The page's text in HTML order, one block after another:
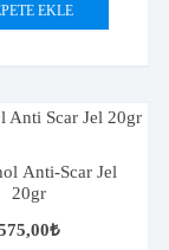
EKLE
Anti-Scar Jel
20gr
₺